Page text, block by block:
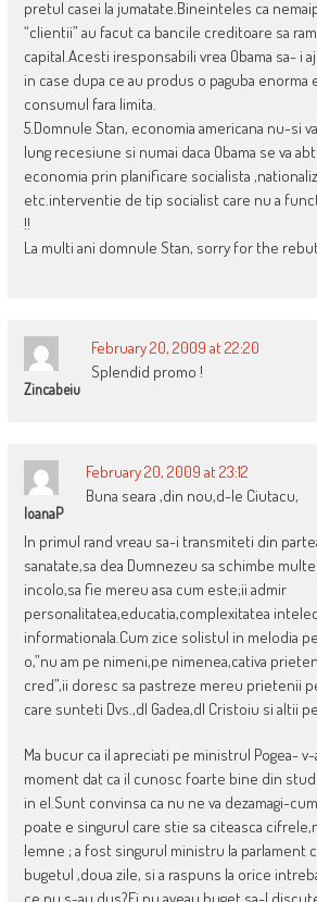
pretul casei la jumatate.Bineinteles ca
“clientii” au facut ca bancile creditoare sa
capital.Acesti iresponsabili vrea Obama sa- i
in case dupa ce au produs o paguba enorma
consumul fara limita.
5.Domnule Stan, economia americana nu-si
lung recesiune si numai daca Obama se va
economia prin planificare socialista
etc.interventie de tip socialist care nu a
!!
La multi ani domnule Stan, sorry for the
Zincabeiu
February 20, 2009 at 22:20
Splendid promo !
IoanaP
February 20, 2009 at 23:12
Buna seara ,din nou,d-le Ciutacu,
In primul rand vreau sa-i transmiteti din
sanatate,sa dea Dumnezeu sa schimbe
incolo,sa fie mereu asa cum este;ii admir
personalitatea,educatia,complexitatea
informationala.Cum zice solistul in melodia
o,”nu am pe nimeni,pe nimenea,cativa
cred”,ii doresc sa pastreze mereu prietenii
care sunteti Dvs.,dl Gadea,dl Cristoiu si altii
Ma bucur ca il apreciati pe ministrul Pogea-
moment dat ca il cunosc foarte bine din
in el.Sunt convinsa ca nu ne va dezamagi-
poate e singurul care stie sa citeasca
lemne ; a fost singurul ministru la parlament
bugetul ,doua zile, si a raspuns la orice
ce nu s-au dus?Ei nu aveau buget sa-l